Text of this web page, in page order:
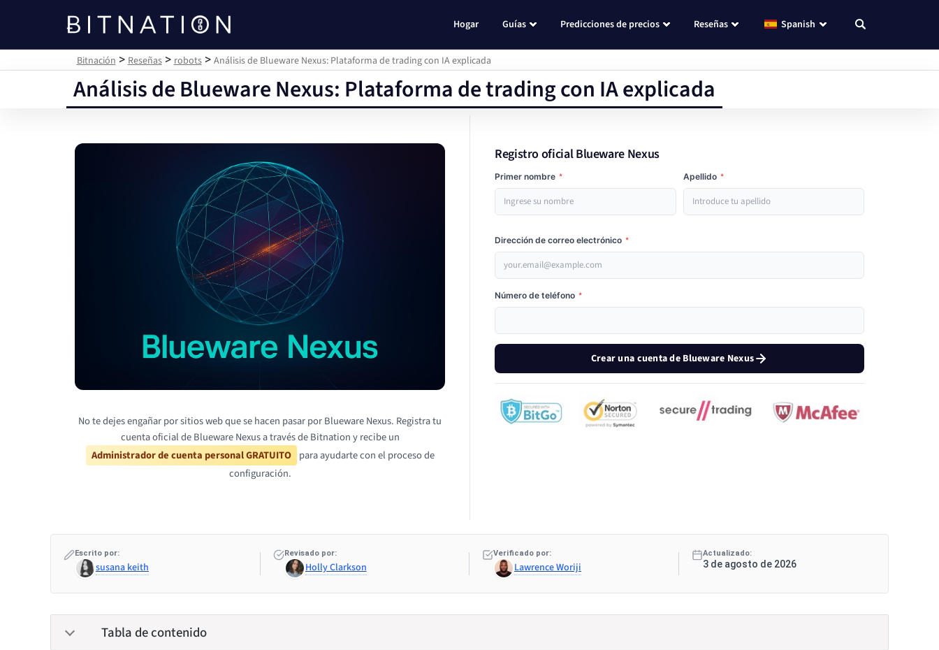
Bitnación
Hogar Guías Predicciones de precios Reseñas Spanish
Bitnación >Reseñas>robots> Análisis de Blueware Nexus: Plataforma de trading con IA explicada
Análisis de Blueware Nexus: Plataforma de trading con IA explicada
No te dejes engañar por sitios web que se hacen pasar por Blueware Nexus. Registra tu
cuenta oficial de Blueware Nexus a través de Bitnation y recibe un
Administrador de cuenta personal GRATUITO para ayudarte con el proceso de
configuración.
Registro oficial Blueware Nexus
Primer nombre * Apellido *
Dirección de correo electrónico *
Número de teléfono *
Crear una cuenta de Blueware Nexus
Escrito por:
susana keith
Revisado por:
Holly Clarkson
Verificado por:
Lawrence Woriji
Actualizado:
3 de agosto de 2026
Tabla de contenido